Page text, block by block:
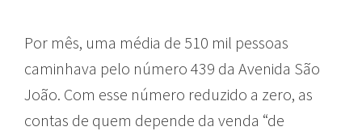
Por mês, uma média de 510 mil pessoas
caminhava pelo número 439 da Avenida São
João. Com esse número reduzido a zero, as
contas de quem depende da venda “de